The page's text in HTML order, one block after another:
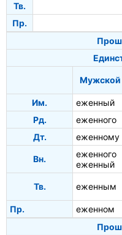
Тв.
Пр.
Мужской
Им.
еженный
Рд.
еженного
Дт.
еженному
Вн.
еженного
еженный
Тв. еженным
Пр. еженном